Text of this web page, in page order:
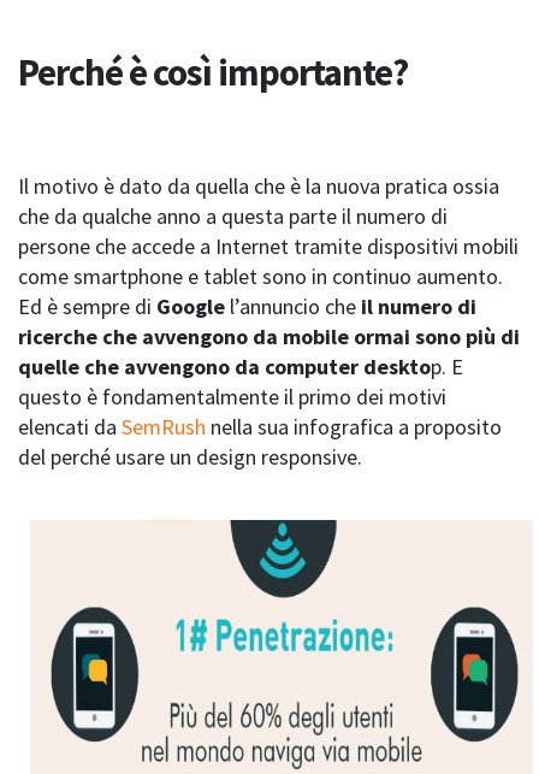
Perché è così importante?
Il motivo è dato da quella che è la nuova pratica ossia
che da qualche anno a questa parte il numero di
persone che accede a Internet tramite dispositivi mobili
come smartphone e tablet sono in continuo aumento.
Ed è sempre di Google l’annuncio che il numero di
ricerche che avvengono da mobile ormai sono più di
quelle che avvengono da computer desktop. E
questo è fondamentalmente il primo dei motivi
elencati da SemRush nella sua infografica a proposito
del perché usare un design responsive.